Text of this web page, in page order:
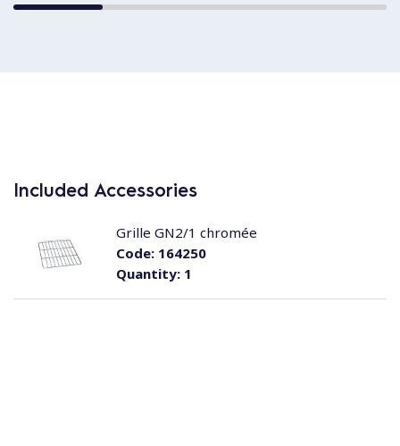
Included Accessories
Quantity:1
Code:164250
Grille GN2/1 chromée